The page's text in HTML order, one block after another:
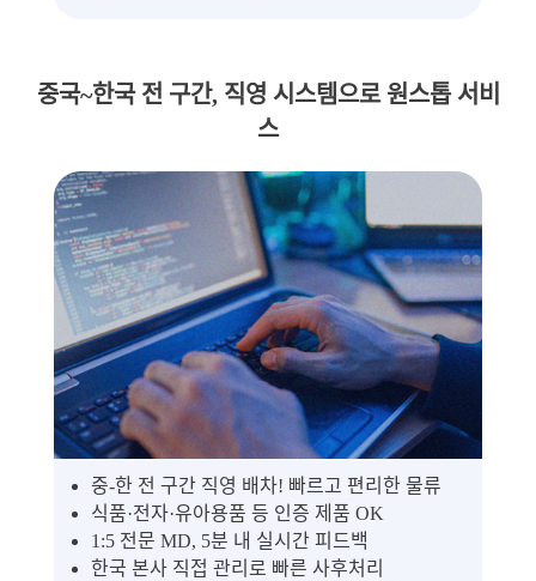
중국~한국 전 구간, 직영 시스템으로 원스톱 서비
스
중-한 전 구간 직영 배차! 빠르고 편리한 물류
식품·전자·유아용품 등 인증 제품 OK
1:5 전문 MD, 5분 내 실시간 피드백
한국 본사 직접 관리로 빠른 사후처리